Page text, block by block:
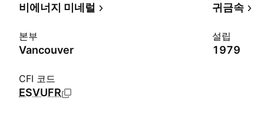
비에너지 미네럴 귀금속
본부
Vancouver
설립
1979
CFI 코드
ESVUFR